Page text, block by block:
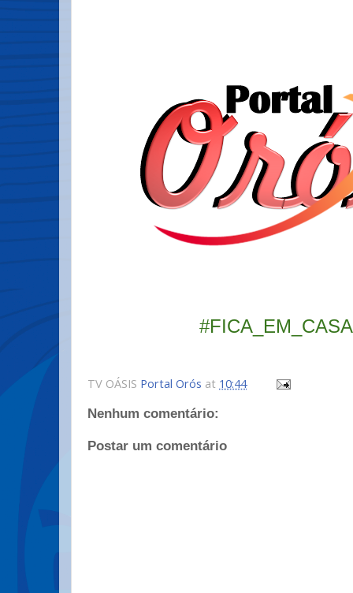
#FICA_EM_CASA
TV OÁSIS Portal Orós at 10:44
Nenhum comentário:
Postar um comentário